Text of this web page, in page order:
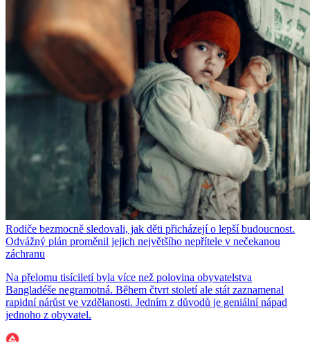
Rodiče bezmocně sledovali, jak děti přicházejí o lepší budoucnost.
Odvážný plán proměnil jejich největšího nepřítele v nečekanou
záchranu
Na přelomu tisíciletí byla více než polovina obyvatelstva
Bangladéše negramotná. Během čtvrt století ale stát zaznamenal
rapidní nárůst ve vzdělanosti. Jedním z důvodů je geniální nápad
jednoho z obyvatel.